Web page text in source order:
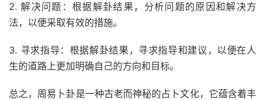
2. 解决问题：根据解卦结果，分析问题的原因和解决方
法，以便采取有效的措施。
3. 寻求指导：根据解卦结果，寻求指导和建议，以便在人
生的道路上更加明确自己的方向和目标。
总之，周易卜卦是一种古老而神秘的占卜文化，它蕴含着丰